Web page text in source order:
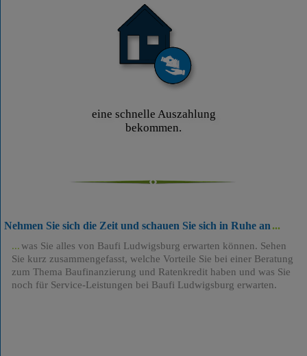
eine schnelle Auszahlung
bekommen.
Nehmen Sie sich die Zeit und schauen Sie sich in Ruhe an
was Sie alles von Baufi Ludwigsburg erwarten können. Sehen
Sie kurz zusammengefasst, welche Vorteile Sie bei einer Beratung
zum Thema Baufinanzierung und Ratenkredit haben und was Sie
noch für Service-Leistungen bei Baufi Ludwigsburg erwarten.